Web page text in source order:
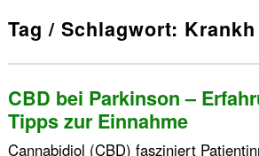
Tag / Schlagwort: Krankh
CBD bei Parkinson –
Tipps zur Einnahme
Cannabidiol (CBD) fasziniert